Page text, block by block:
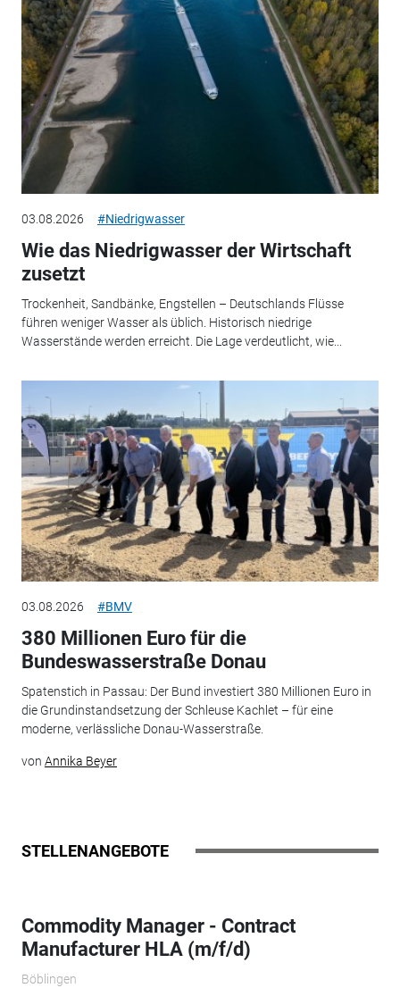
03.08.2026 #Niedrigwasser
Wie das Niedrigwasser der Wirtschaft
zusetzt
Trockenheit, Sandbänke, Engstellen – Deutschlands Flüsse
führen weniger Wasser als üblich. Historisch niedrige
Wasserstände werden erreicht. Die Lage verdeutlicht, wie...
03.08.2026 #BMV
380 Millionen Euro für die
Bundeswasserstraße Donau
Spatenstich in Passau: Der Bund investiert 380 Millionen Euro in
die Grundinstandsetzung der Schleuse Kachlet – für eine
moderne, verlässliche Donau-Wasserstraße.
von Annika Beyer
STELLENANGEBOTE
Commodity Manager - Contract
Manufacturer HLA (m/f/d)
Böblingen